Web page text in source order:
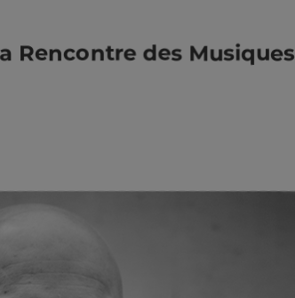
Rencontre des Musiques